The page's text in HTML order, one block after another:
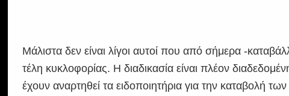
Μάλιστα δεν είναι λίγοι αυτοί που από σήμερα -
τέλη κυκλοφορίας. Η διαδικασία είναι πλέον
έχουν αναρτηθεί τα ειδοποιητήρια για την καταβολή